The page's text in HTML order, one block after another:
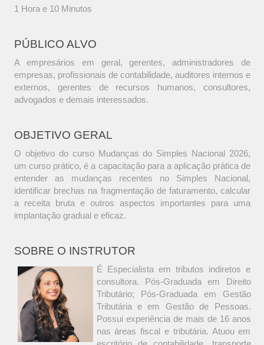
1 Hora e 10 Minutos
PÚBLICO ALVO
A empresários em geral, gerentes, administradores de
empresas, profissionais de contabilidade, auditores internos e
externos, gerentes de recursos humanos, consultores,
advogados e demais interessados.
OBJETIVO GERAL
O objetivo do curso Mudanças do Simples Nacional 2026,
um curso prático, é a capacitação para a aplicação prática de
entender as mudanças recentes no Simples Nacional,
identificar brechas na fragmentação de faturamento, calcular
a receita bruta e outros aspectos importantes para uma
implantação gradual e eficaz.
SOBRE O INSTRUTOR
É Especialista em tributos indiretos e
consultora. Pós-Graduada em Direito
Tributário; Pós-Graduada em Gestão
Tributária e em Gestão de Pessoas.
Possui experiência de mais de 16 anos
nas áreas fiscal e tributária. Atuou em